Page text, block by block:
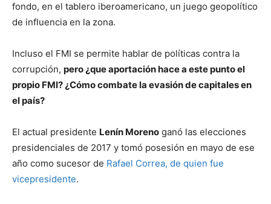
fondo, en el tablero iberoamericano, un juego geopolítico
de influencia en la zona.
Incluso el FMI se permite hablar de políticas contra la
corrupción, pero ¿que aportación hace a este punto el
propio FMI? ¿Cómo combate la evasión de capitales en
el país?
El actual presidente Lenín Moreno ganó las elecciones
presidenciales de 2017 y tomó posesión en mayo de ese
año como sucesor de Rafael Correa, de quien fue
vicepresidente.